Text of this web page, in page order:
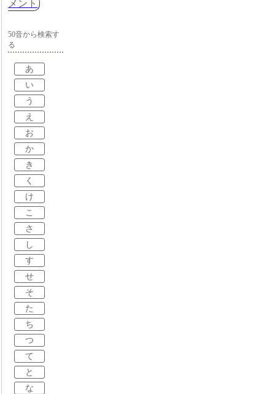
メント
50音から検索す
る
あ
い
う
え
お
か
き
く
け
こ
さ
し
す
せ
そ
た
ち
つ
て
と
な